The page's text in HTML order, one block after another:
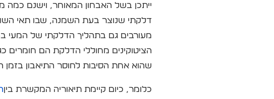
ייתכן בשל האבחון המאוחר, וישנם כמה
דלקתי שנוצר בעת השמנה, שבו תאי
מעורבים גם בתהליך הדלקתי של המעי
הציטוקינים מחוללי הדלקת הם חומרים
שהוא אחת הסיבות לחוסר התיאבון
כלומר, כיום קיימת תיאוריה המקשרת בין